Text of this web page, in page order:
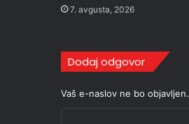
7. avgusta, 2026
Dodaj odgovor
Vaš e-naslov ne bo objavljen.